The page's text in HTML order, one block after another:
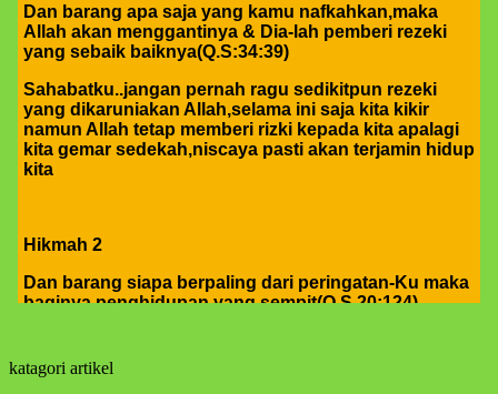
Dan barang apa saja yang kamu nafkahkan,maka
Allah akan menggantinya & Dia-lah pemberi rezeki
yang sebaik baiknya(Q.S:34:39)
Sahabatku..jangan pernah ragu sedikitpun rezeki
yang dikaruniakan Allah,selama ini saja kita kikir
namun Allah tetap memberi rizki kepada kita apalagi
kita gemar sedekah,niscaya pasti akan terjamin hidup
kita
Hikmah 2
Dan barang siapa berpaling dari peringatan-Ku maka
baginya penghidupan yang sempit(Q.S.20:124)
dosa kita kepada Allah
katagori artikel